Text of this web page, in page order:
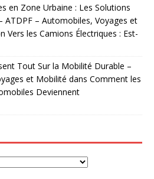
en Zone Urbaine : Les Solutions
ATDPF – Automobiles, Voyages et
Vers les Camions Électriques : Est-
Tout Sur la Mobilité Durable –
et Mobilité dans Comment les
Deviennent